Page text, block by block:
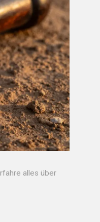
alles über